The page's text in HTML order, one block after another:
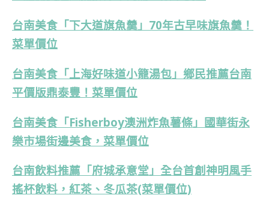
台南美食「下大道旗魚羹」70年古早味旗魚羹！
菜單價位
台南美食「上海好味道小籠湯包」鄉民推薦台南
平價版鼎泰豐！菜單價位
台南美食「Fisherboy澳洲炸魚薯條」國華街永
樂市場街邊美食，菜單價位
台南飲料推薦「府城承意堂」全台首創神明風手
搖杯飲料，紅茶、冬瓜茶(菜單價位)